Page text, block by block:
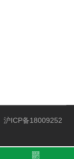
沪ICP备18009252